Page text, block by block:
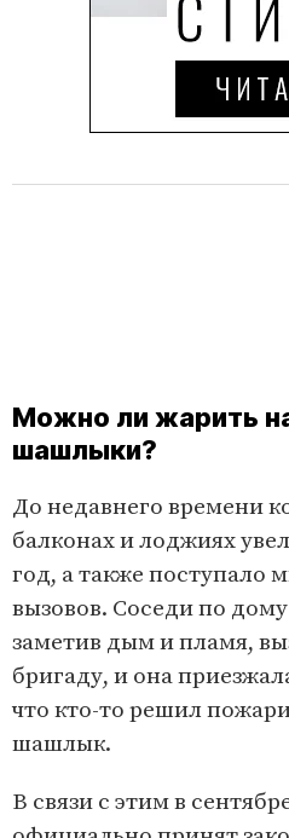
Можно ли жарить
шашлыки?
До недавнего времени
балконах и лоджиях
год, а также поступало
вызовов. Соседи по
заметив дым и пламя,
бригаду, и она
что кто-то решил
шашлык.
В связи с этим в